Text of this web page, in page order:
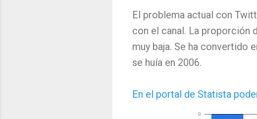
El problema actual con
con el canal. La proporción
muy baja. Se ha convertido
se huía en 2006.
En el portal de Statista